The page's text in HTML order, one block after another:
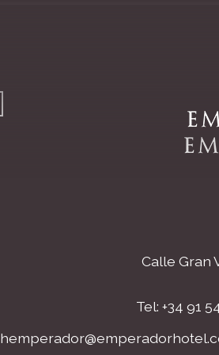
Calle Gran
Tel: +34 91